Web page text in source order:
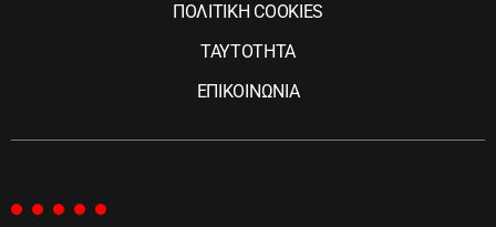
ΠΟΛΙΤΙΚΗ COOKIES
ΤΑΥΤΟΤΗΤΑ
ΕΠΙΚΟΙΝΩΝΙΑ